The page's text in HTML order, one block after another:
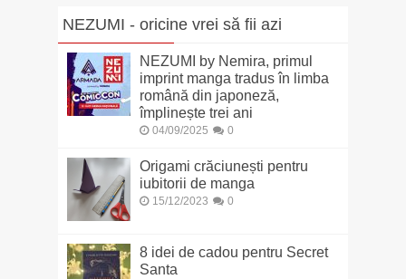
NEZUMI - oricine vrei să fii azi
NEZUMI by Nemira, primul
imprint manga tradus în limba
română din japoneză,
împlinește trei ani
04/09/2025 0
Origami crăciunești pentru
iubitorii de manga
15/12/2023 0
8 idei de cadou pentru Secret
Santa